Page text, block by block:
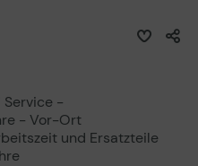
Service -
- Vor-Ort
und Ersatzteile